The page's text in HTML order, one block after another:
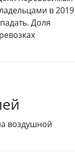
в 2019
Доля
воздушной